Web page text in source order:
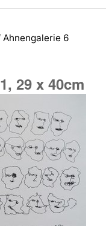
Ahnengalerie 6
29 x 40cm